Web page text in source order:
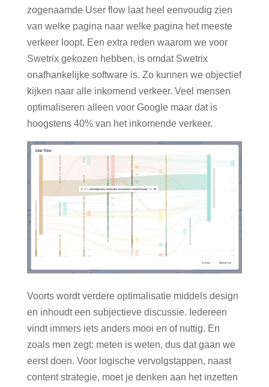
zogenaamde User flow laat heel eenvoudig zien
van welke pagina naar welke pagina het meeste
verkeer loopt. Een extra reden waarom we voor
Swetrix gekozen hebben, is omdat Swetrix
onafhankelijke software is. Zo kunnen we objectief
kijken naar alle inkomend verkeer. Veel mensen
optimaliseren alleen voor Google maar dat is
hoogstens 40% van het inkomende verkeer.
Voorts wordt verdere optimalisatie middels design
en inhoudt een subjectieve discussie. Iedereen
vindt immers iets anders mooi en of nuttig. En
zoals men zegt: meten is weten, dus dat gaan we
eerst doen. Voor logische vervolgstappen, naast
content strategie, moet je denken aan het inzetten